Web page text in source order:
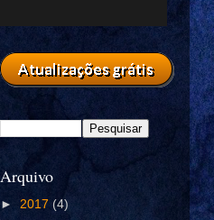
Arquivo
► 2017 (4)